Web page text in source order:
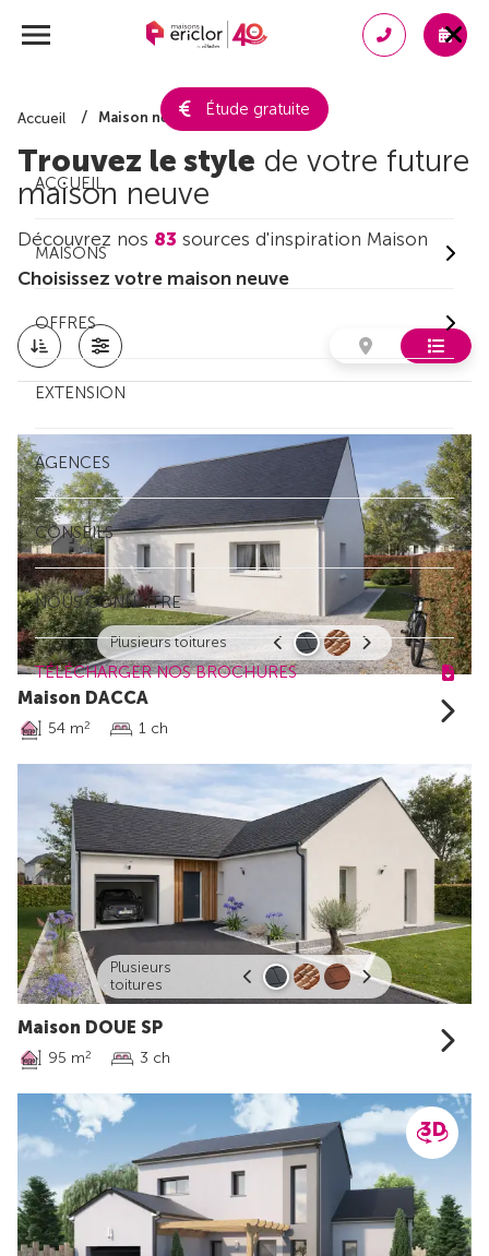
Étude gratuite
ACCUEIL
MAISONS
OFFRES
EXTENSION
AGENCES
CONSEILS
NOUS CONNAÎTRE
TÉLÉCHARGER NOS BROCHURES
Accueil Maison neuve
Trouvez le style de votre future
maison neuve
Découvrez nos 83 sources d'inspiration Maison
Choisissez votre maison neuve
Maison DACCA
54 m2 1 ch
Plusieurs toitures
Maison DOUE SP
95 m2 3 ch
Plusieurs
toitures